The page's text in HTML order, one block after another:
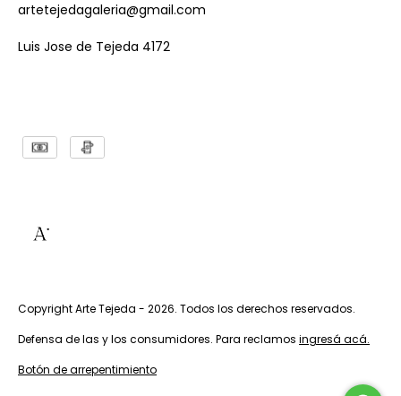
artetejedagaleria@gmail.com
Luis Jose de Tejeda 4172
Copyright Arte Tejeda - 2026. Todos los derechos reservados.
Defensa de las y los consumidores. Para reclamos ingresá acá.
Botón de arrepentimiento